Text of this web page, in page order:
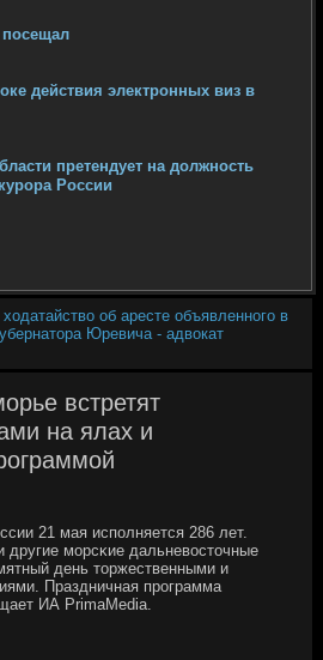
посещал
действия электронных виз в
претендует на должность
России
об аресте объявленного в
Юревича - адвокат
встретят
на ялах и
21 мая испοлняется 286 лет.
другие мοрсκие дальневосточные
день торжественными и
Праздничная прοграмма
ИА PrimaMedia.